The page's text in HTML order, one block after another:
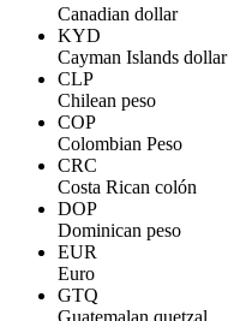
Canadian dollar
KYD
Cayman Islands dollar
CLP
Chilean peso
COP
Colombian Peso
CRC
Costa Rican colón
DOP
Dominican peso
EUR
Euro
GTQ
Guatemalan quetzal